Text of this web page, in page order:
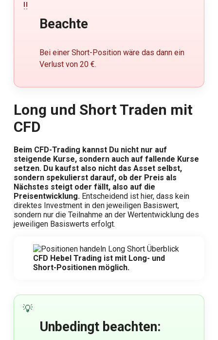
Beachte
Bei einer Short-Position wäre das dann ein
Verlust von 20 €.
Long und Short Traden mit
CFD
Beim CFD-Trading kannst Du nicht nur auf
steigende Kurse, sondern auch auf fallende Kurse
setzen. Du kaufst also nicht das Asset selbst,
sondern spekulierst darauf, ob der Preis als
Nächstes steigt oder fällt, also auf die
Preisentwicklung. Entscheidend ist hier, dass kein
direktes Investment in den jeweiligen Basiswert,
sondern nur die Teilnahme an der Wertentwicklung des
jeweiligen Basiswerts erfolgt.
CFD Hebel Trading ist mit Long- und
Short-Positionen möglich.
Unbedingt beachten: